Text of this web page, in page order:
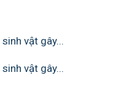
vật gây...
vật gây...